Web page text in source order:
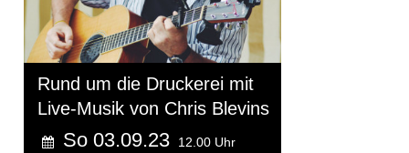
Rund um die Druckerei mit
Live-Musik von Chris Blevins
So 03.09.23 12.00 Uhr